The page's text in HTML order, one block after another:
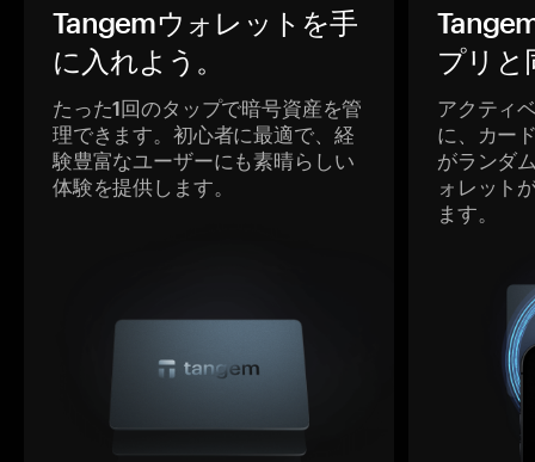
Tangemウォレットを手
に入れよう。
たった1回のタップで暗号資産を管
理できます。初心者に最適で、経
験豊富なユーザーにも素晴らしい
体験を提供します。
プリと
アクティ
に、カー
がランダ
ォレット
ます。